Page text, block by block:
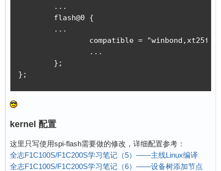
        ...
};
kernel 配置
这里只写使用spi-flash需要做的修改，详细配置参考：
全志F1C100S/F1C200S学习笔记（5）——主线Linux编译
全志F1C100S/F1C200S学习笔记（6）——设备树添加节点